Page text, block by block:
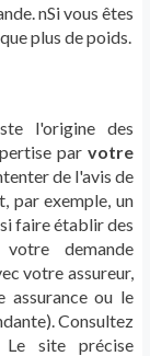
nSi vous êtes
plus de poids.
l'origine des
par votre
de l'avis de
par exemple, un
faire établir des
demande
votre assureur,
assurance ou le
Consultez
site précise